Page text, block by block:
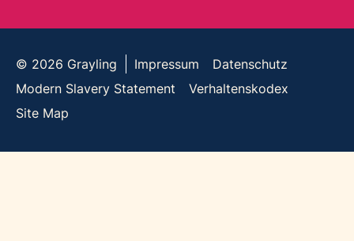
© 2026 Grayling Impressum
Datenschutz
Modern Slavery Statement
Verhaltenskodex
Site Map